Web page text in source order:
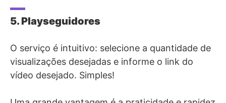
5. Playseguidores
O serviço é intuitivo: selecione a quantidade de
visualizações desejadas e informe o link do
vídeo desejado. Simples!